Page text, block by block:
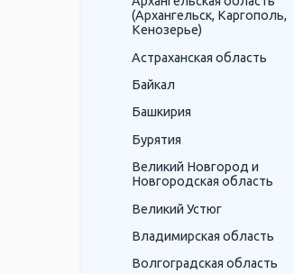
(Архангельск, Каргополь,
Кенозерье)
Астраханская область
Байкал
Башкирия
Бурятия
Великий Новгород и
Новгородская область
Великий Устюг
Владимирская область
Волгоградская область